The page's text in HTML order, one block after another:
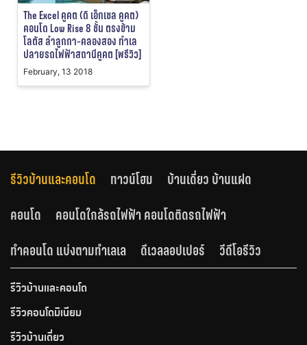
The Excel คูคต (ดิ เอ็กเซล คูคต)
คอนโด Low Rise 8 ชั้น ตรงข้าม
โลตัส ลำลูกกา-คลองสอง ทำเล
ปลายรถไฟฟ้าสถานีคูคต [พรีวิว]
February, 13 2018
รีวิวบ้านและคอนโด ทาวน์โฮม
บ้านเดี่ยว บ้านแฝด
คอนโด
คอนโดใกล้รถไฟฟ้า คอนโดติดรถไฟฟ้า
ทำคอนโด แบ่งตามทำเลเล
ดีเวลลอปเปอร์ วีดีโอรีวิว
รีวิวบ้านและคอนโด
รีวิวคอนโดมิเนียม
รีวิวบ้านเดี่ยว